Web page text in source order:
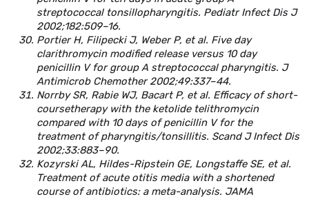
streptococcal tonsillopharyngitis. Pediatr Infect Dis J
2002;182:509–16.
Portier H, Filipecki J, Weber P, et al. Five day
clarithromycin modified release versus 10 day
penicillin V for group A streptococcal pharyngitis. J
Antimicrob Chemother 2002;49:337–44.
Norrby SR, Rabie WJ, Bacart P, et al. Efficacy of short-
coursetherapy with the ketolide telithromycin
compared with 10 days of penicillin V for the
treatment of pharyngitis/tonsillitis. Scand J Infect Dis
2002;33:883–90.
Kozyrski AL, Hildes-Ripstein GE, Longstaffe SE, et al.
Treatment of acute otitis media with a shortened
course of antibiotics: a meta-analysis. JAMA